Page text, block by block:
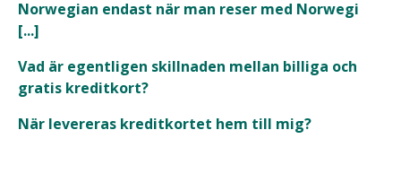
Norwegian endast när man reser med Norwegi
[...]
Vad är egentligen skillnaden mellan billiga och
gratis kreditkort?
När levereras kreditkortet hem till mig?